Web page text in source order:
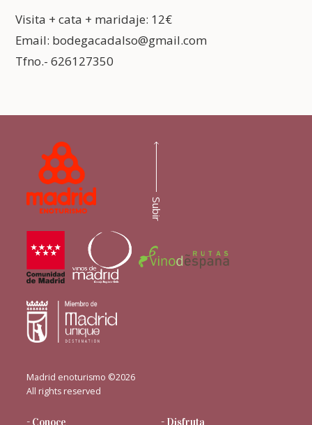
Visita + cata + maridaje: 12€
Email: bodegacadalso@gmail.com
Tfno.- 626127350
Madrid enoturismo ©2026
All rights reserved
- Conoce - Disfruta
Subir